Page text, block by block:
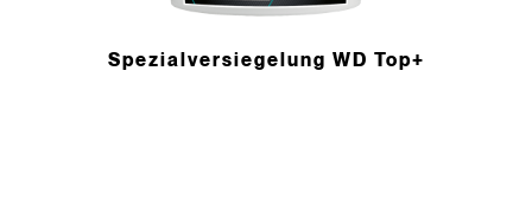
Spezial­versiegelung WD Top+